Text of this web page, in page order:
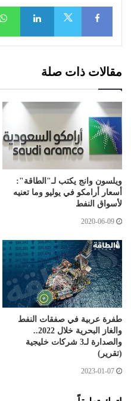
Facebook
مقالات ذات صلة
ويلسون وانج يكتب لـ"الطاقة":
أسعار أرامكو في يوليو وما تعنيه
لأسواق النفط
2020-06-09
طفرة عربية في صفقات النفط
والغاز البحرية خلال 2022..
والصدارة لـ3 شركات خليجية
(تقرير)
2023-01-07